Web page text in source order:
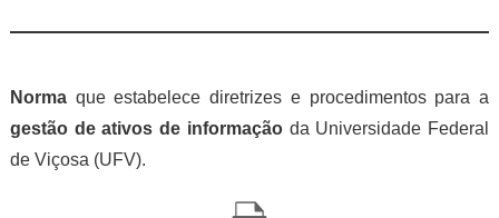
Normaque estabelece diretrizes e procedimentos para a
gestão de ativos de informaçãoda Universidade Federal
de Viçosa (UFV).